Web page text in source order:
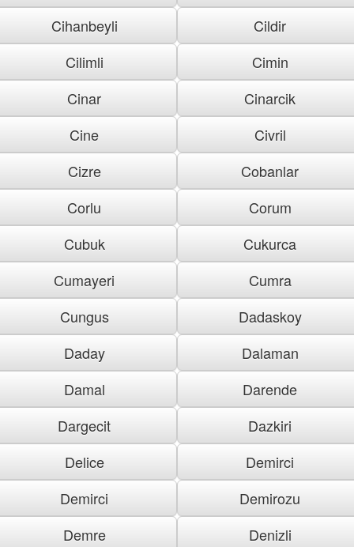
Cihanbeyli
Cildir
Cilimli
Cimin
Cinar
Cinarcik
Cine
Civril
Cizre
Cobanlar
Corlu
Corum
Cubuk
Cukurca
Cumayeri
Cumra
Cungus
Dadaskoy
Daday
Dalaman
Damal
Darende
Dargecit
Dazkiri
Delice
Demirci
Demirci
Demirozu
Demre
Denizli